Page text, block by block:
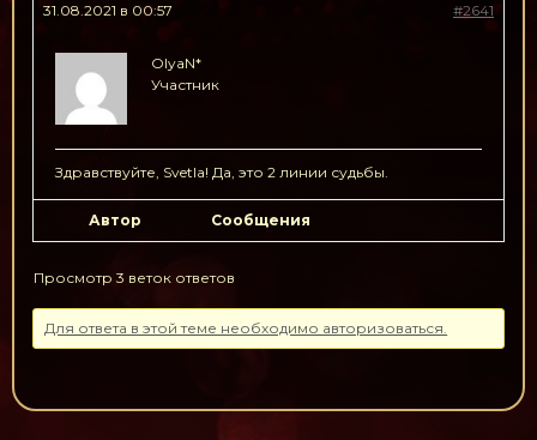
31.08.2021 в 00:57 #2641
OlyaN*
Участник
Здравствуйте, Svetla! Да, это 2 линии судьбы.
Автор Сообщения
Просмотр 3 веток ответов
Для ответа в этой теме необходимо авторизоваться.